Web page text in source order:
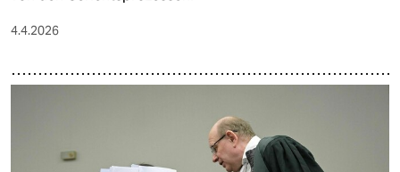
4.4.2026